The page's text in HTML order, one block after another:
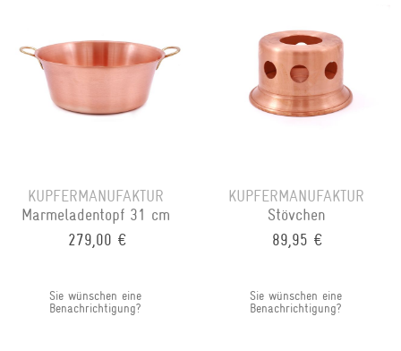
KUPFERMANUFAKTUR
Marmeladentopf 31 cm
279,00 €
Sie wünschen eine
Benachrichtigung?
KUPFERMANUFAKTUR
Stövchen
89,95 €
Sie wünschen eine
Benachrichtigung?